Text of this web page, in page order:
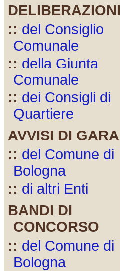
DELIBERAZIONI
:: del Consiglio
Comunale
:: della Giunta
Comunale
:: dei Consigli di
Quartiere
AVVISI DI GARA
:: del Comune di
Bologna
:: di altri Enti
BANDI DI
CONCORSO
:: del Comune di
Bologna